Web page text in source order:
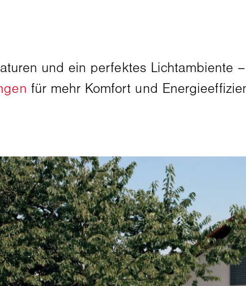
und ein perfektes Lichtambiente
für mehr Komfort und